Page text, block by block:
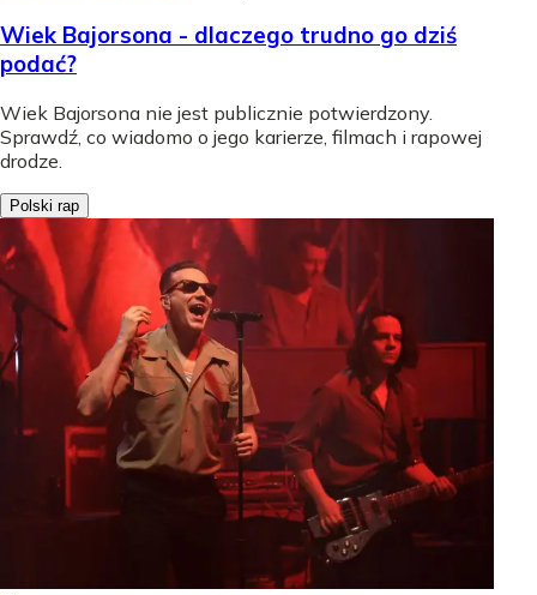
Wiek Bajorsona - dlaczego trudno go dziś
podać?
Wiek Bajorsona nie jest publicznie potwierdzony.
Sprawdź, co wiadomo o jego karierze, filmach i rapowej
drodze.
Polski rap